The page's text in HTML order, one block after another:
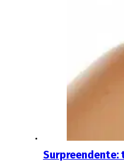
Surpreendente: